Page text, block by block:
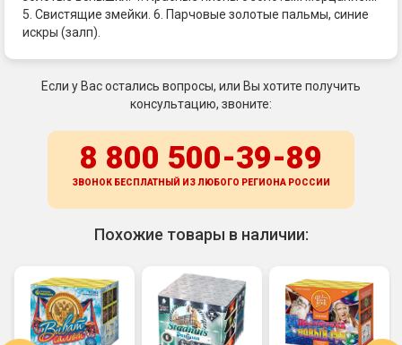
5. Свистящие змейки. 6. Парчовые золотые пальмы, синие
искры (залп).
Если у Вас остались вопросы, или Вы хотите получить
консультацию, звоните:
8 800 500-39-89
ЗВОНОК БЕСПЛАТНЫЙ ИЗ ЛЮБОГО РЕГИОНА РОССИИ
Похожие товары в наличии: